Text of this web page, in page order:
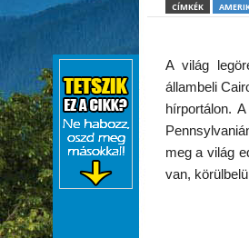
CÍMKÉK
A világ
állambeli
hírportálon.
meg a világ
van,